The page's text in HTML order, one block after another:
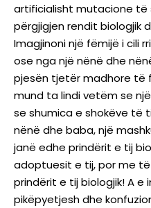
artificialisht mutacione të
përgjigjen rendit biologjik
Imagjinoni një fëmijë i cili
ose nga një nënë dhe
pjesën tjetër madhore të
mund ta lindi vetëm se
se shumica e shokëve të
nënë dhe baba, një
janë edhe prindërit e tij
adoptuesit e tij, por me
prindërit e tij biologjik! A e
pikëpyetjesh dhe